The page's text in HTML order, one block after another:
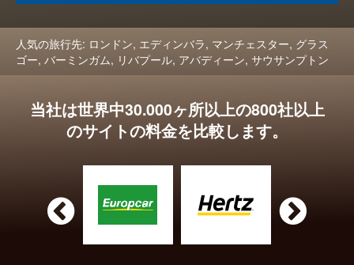
人気の旅行先: ロンドン, エディンバラ, マンチェスター, グラス
ゴー, バーミンガム, リバプール, アバディーン, サウサンプトン
当社は世界中30.000ヶ所以上の800社以上
のサイトの料金を比較します。
 